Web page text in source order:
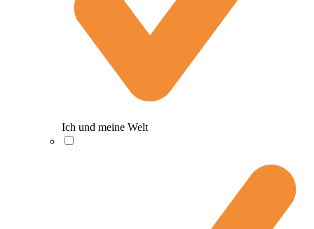
Ich und meine Welt